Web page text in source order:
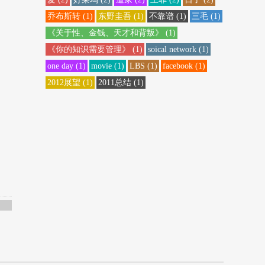
乔布斯转(1) 东野圭吾(1) 不靠谱(1) 三毛(1)
《关于性、金钱、天才和背叛》
(1)
《你的知识需要管理》
(1) soical network(1)
one day(1) movie(1) LBS (1) facebook(1)
2012展望 (1) 2011总结(1)